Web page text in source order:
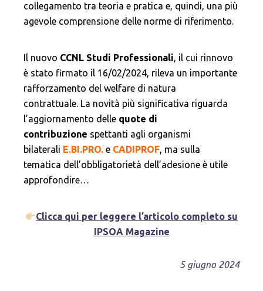
collegamento tra teoria e pratica e, quindi, una più
agevole comprensione delle norme di riferimento.
Il nuovo CCNL Studi Professionali, il cui rinnovo
è stato firmato il 16/02/2024, rileva un importante
rafforzamento del welfare di natura
contrattuale. La novità più significativa riguarda
l’aggiornamento delle quote di
contribuzione spettanti agli organismi
bilaterali E.BI.PRO. e CADIPROF, ma sulla
tematica dell’obbligatorietà dell’adesione è utile
approfondire…
Clicca qui per leggere l’articolo completo su
IPSOA Magazine
5 giugno 2024